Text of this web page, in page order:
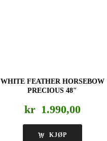
WHITE FEATHER HORSEBOW
PRECIOUS 48″
kr 1.990,00
KJØP